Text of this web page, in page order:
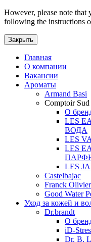
However, please note that
following the instructions
Закрыть
Главная
О компании
Вакансии
Ароматы
Armand Basi
Comptoir
О
LES
ВОДА
LES
LES
LES
Castelbajac
Franck Olivier
Good Water
Уход за кожей и
Dr.brandt
О
iD-
Dr. B.